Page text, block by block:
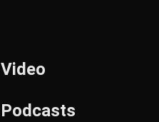
Video
Podcasts